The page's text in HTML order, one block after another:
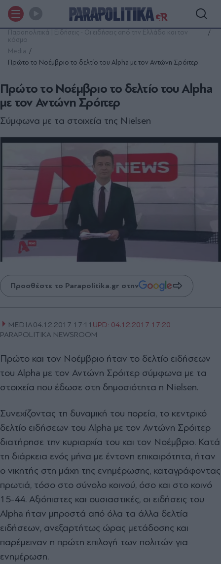
Παραπολιτικά | Ειδήσεις - Οι ειδήσεις από την Ελλάδα και τον
κόσμο
Media
Πρώτο το Νοέμβριο το δελτίο του Alpha με τον Αντώνη Σρόιτερ
Πρώτο το Νοέμβριο το δελτίο του Alpha
με τον Αντώνη Σρόιτερ
Σύμφωνα με τα στοιχεία της Nielsen
Προσθέστε το Parapolitika.gr στην
MEDIA04.12.2017 17:11 UPD: 04.12.2017 17:20
PARAPOLITIKA NEWSROOM
Πρώτο και τον Νοέμβριο ήταν το δελτίο ειδήσεων
του Alpha με τον Αντώνη Σρόιτερ σύμφωνα με τα
στοιχεία που έδωσε στη δημοσιότητα η Nielsen.
Συνεχίζοντας τη δυναμική του πορεία, το κεντρικό
δελτίο ειδήσεων του Alpha με τον Αντώνη Σρόιτερ
διατήρησε την κυριαρχία του και τον Νοέμβριο. Κατά
τη διάρκεια ενός μήνα με έντονη επικαιρότητα, ήταν
ο νικητής στη μάχη της ενημέρωσης, καταγράφοντας
πρωτιά, τόσο στο σύνολο κοινού, όσο και στο κοινό
15-44. Αξιόπιστες και ουσιαστικές, οι ειδήσεις του
Alpha ήταν μπροστά από όλα τα άλλα δελτία
ειδήσεων, ανεξαρτήτως ώρας μετάδοσης και
παρέμειναν η πρώτη επιλογή των πολιτών για
ενημέρωση.